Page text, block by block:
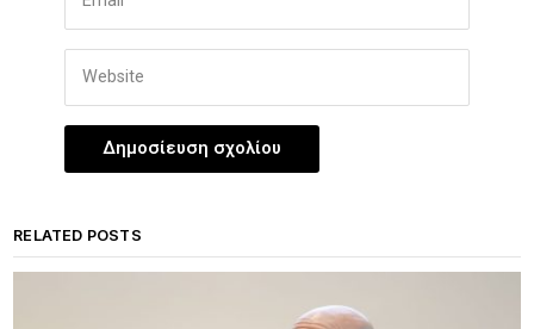
RELATED POSTS